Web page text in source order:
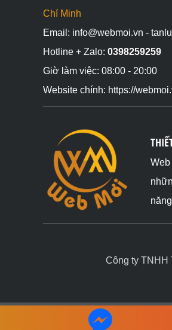
Chí Minh
Email: info@webmoi.vn -
Hotline + Zalo: 0398259259
Giờ làm việc: 08:00 - 20:00
Website chính: https://
Công ty TNHH